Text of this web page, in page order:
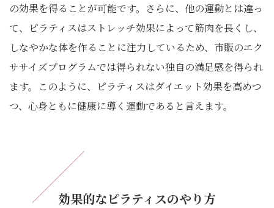
の効果を得ることが可能です。さらに、他の運動とは違っ
て、ピラティスはストレッチ効果によって筋肉を長くし、
しなやかな体を作ることに注力しているため、市販のエク
ササイズプログラムでは得られない独自の満足感を得られ
ます。このように、ピラティスはダイエット効果を高めつ
つ、心身ともに健康に導く運動であると言えます。
効果的なピラティスのやり方